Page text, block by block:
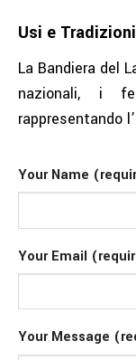
Usi e Tradizioni
La Bandiera del
nazionali, i
rappresentando
Your Name
Your Email
Your Message